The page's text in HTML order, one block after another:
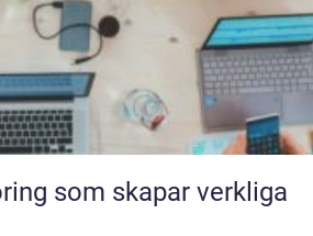
som skapar verkliga